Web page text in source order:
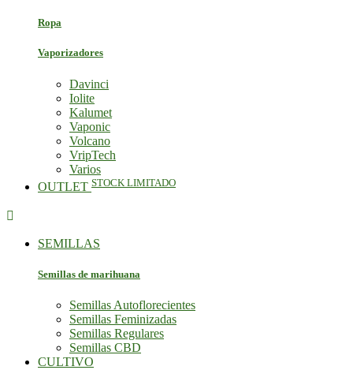
Ropa
Vaporizadores
Davinci
Iolite
Kalumet
Vaponic
Volcano
VripTech
Varios
OUTLET STOCK LIMITADO

SEMILLAS
Semillas de marihuana
Semillas Autoflorecientes
Semillas Feminizadas
Semillas Regulares
Semillas CBD
CULTIVO